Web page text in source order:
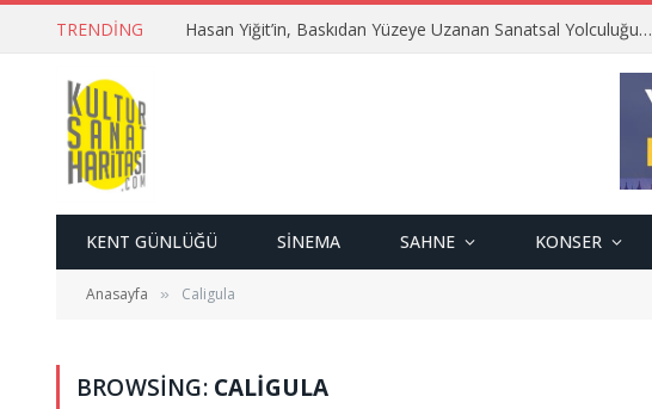
TRENDING Hasan Yiğit’in, Baskıdan Yüzeye Uzanan Sanatsal Yolculuğu…
KENT GÜNLÜĞÜ SINEMA SAHNE KONSER
Anasayfa » Caligula
BROWSING: CALIGULA